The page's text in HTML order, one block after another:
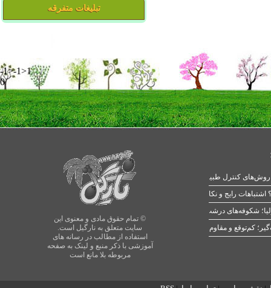
تبلیغات متفرقه
-1>-1>1
0
© تمام حقوق مادی و معنوی این
سایت متعلق به نارگیل است.
استفاده از مطالب در رسانه های
آموزشی با ذکر منبع و لینک به صفحه
مربوطه بلا مانع است
رایج و نکات طلایی
شکوفه‌های درشت در بهار